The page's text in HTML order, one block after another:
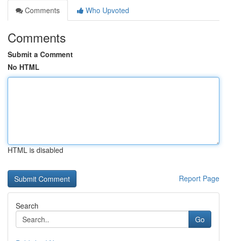
Comments
Who Upvoted
Comments
Submit a Comment
No HTML
HTML is disabled
Report Page
Search
Go